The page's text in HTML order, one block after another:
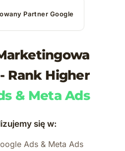
Partner Google
Rank Higher
& Meta Ads
się w:
Ads & Meta Ads